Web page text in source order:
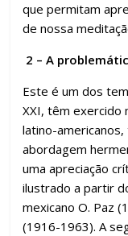
que permitam
de nossa
2 – A
Este é um dos
XXI, têm exercido
latino-
abordagem
uma apreciação
ilustrado a partir
mexicano O. Paz
(1916-1963). A